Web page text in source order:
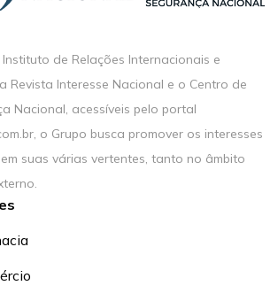
de Relações Internacionais e
Revista Interesse Nacional e o Centro de
Nacional, acessíveis pelo portal
o Grupo busca promover os interesses
suas várias vertentes, tanto no âmbito